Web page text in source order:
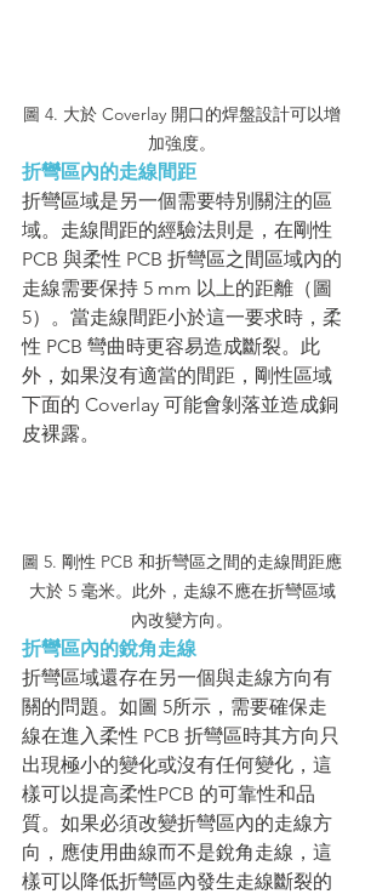
圖 4. 大於 Coverlay 開口的焊盤設計可以增
加強度。
折彎區內的走線間距
折彎區域是另一個需要特別關注的區
域。走線間距的經驗法則是，在剛性
PCB 與柔性 PCB 折彎區之間區域內的
走線需要保持 5 mm 以上的距離（圖
5）。當走線間距小於這一要求時，柔
性 PCB 彎曲時更容易造成斷裂。此
外，如果沒有適當的間距，剛性區域
下面的 Coverlay 可能會剝落並造成銅
皮裸露。
圖 5. 剛性 PCB 和折彎區之間的走線間距應
大於 5 毫米。此外，走線不應在折彎區域
內改變方向。
折彎區內的銳角走線
折彎區域還存在另一個與走線方向有
關的問題。如圖 5所示，需要確保走
線在進入柔性 PCB 折彎區時其方向只
出現極小的變化或沒有任何變化，這
樣可以提高柔性PCB 的可靠性和品
質。如果必須改變折彎區內的走線方
向，應使用曲線而不是銳角走線，這
樣可以降低折彎區內發生走線斷裂的